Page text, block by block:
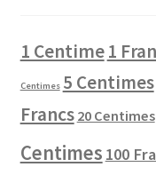
1 Centime1
Centimes 5 Centimes
Francs 20 Centimes
Centimes 100